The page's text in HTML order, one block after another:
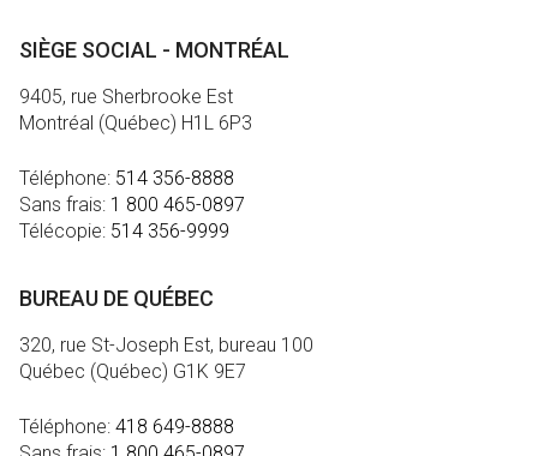
SIÈGE SOCIAL - MONTRÉAL
9405, rue Sherbrooke Est
Montréal (Québec) H1L 6P3
Téléphone: 514 356-8888
Sans frais: 1 800 465-0897
Télécopie: 514 356-9999
BUREAU DE QUÉBEC
320, rue St-Joseph Est, bureau 100
Québec (Québec) G1K 9E7
Téléphone: 418 649-8888